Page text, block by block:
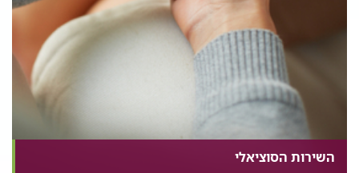
השירות הסוציאלי